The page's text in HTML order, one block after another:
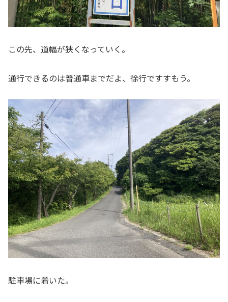
この先、道幅が狭くなっていく。
通行できるのは普通車までだよ、徐行ですすもう。
駐車場に着いた。